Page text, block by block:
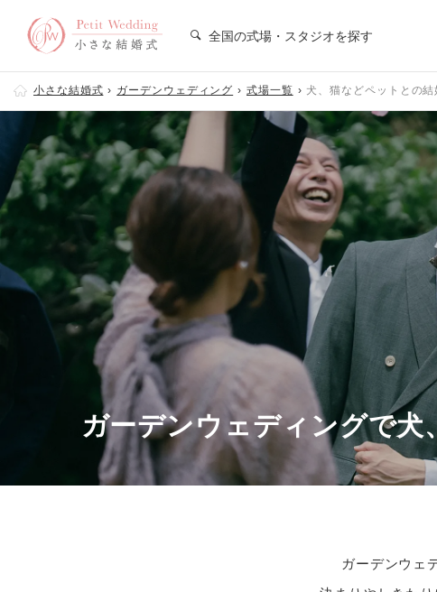
全国の式場・スタジオを探す
小さな結婚式 ガーデンウェディング 式場一覧 犬、猫などペットとの結
ガーデンウェディングで
ガーデンウェ